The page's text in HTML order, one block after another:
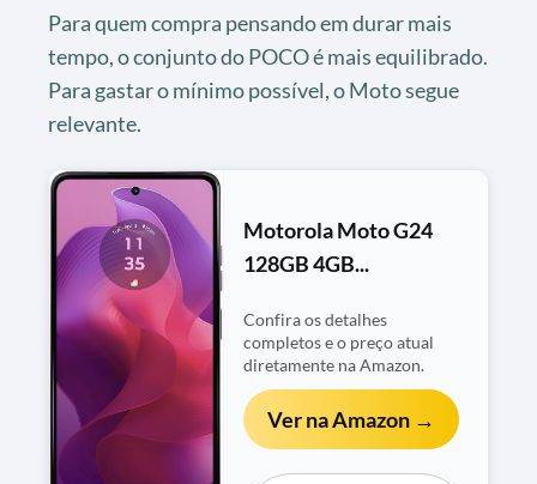
Para quem compra pensando em durar mais
tempo, o conjunto do POCO é mais equilibrado.
Para gastar o mínimo possível, o Moto segue
relevante.
Motorola Moto G24
128GB 4GB...
Confira os detalhes
completos e o preço atual
diretamente na Amazon.
Ver na Amazon →